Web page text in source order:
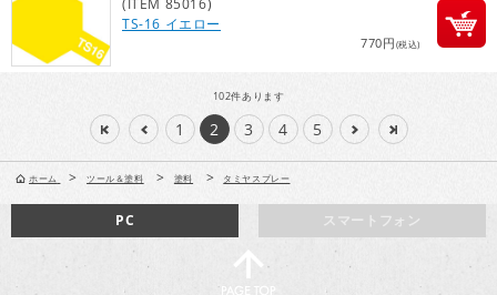
(ITEM 85016)
TS-16 イエロー
770円(税込)
102件あります
1 2 3 4 5
ホーム > ツール＆塗料 > 塗料 > タミヤスプレー
スマートフォン
PC